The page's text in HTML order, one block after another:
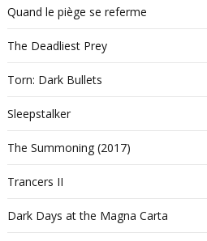
Quand le piège se referme
The Deadliest Prey
Torn: Dark Bullets
Sleepstalker
The Summoning (2017)
Trancers II
Dark Days at the Magna Carta